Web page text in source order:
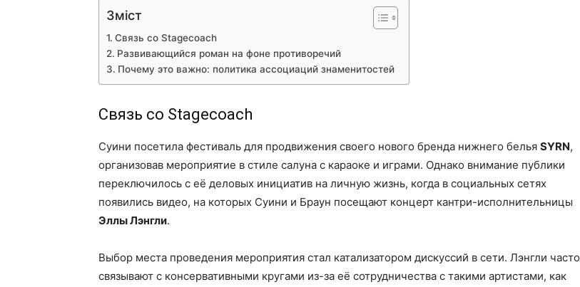
Зміст
Связь со Stagecoach
Развивающийся роман на фоне противоречий
Почему это важно: политика ассоциаций знаменитостей
Связь со Stagecoach
Суини посетила фестиваль для продвижения своего нового бренда нижнего белья SYRN,
организовав мероприятие в стиле салуна с караоке и играми. Однако внимание публики
переключилось с её деловых инициатив на личную жизнь, когда в социальных сетях
появились видео, на которых Суини и Браун посещают концерт кантри-исполнительницы
Эллы Лэнгли.
Выбор места проведения мероприятия стал катализатором дискуссий в сети. Лэнгли часто
связывают с консервативными кругами из-за её сотрудничества с такими артистами, как